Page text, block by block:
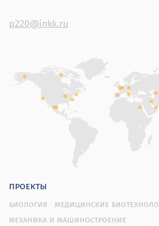
p220@inkk.ru
проекты
биология
медицинские
механика и машиностроение